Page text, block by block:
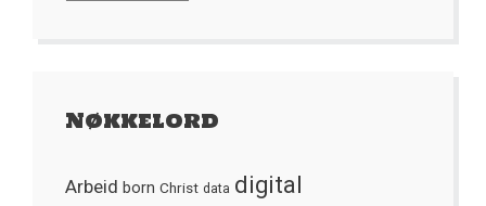
Nøkkelord
Arbeid born Christ data digital